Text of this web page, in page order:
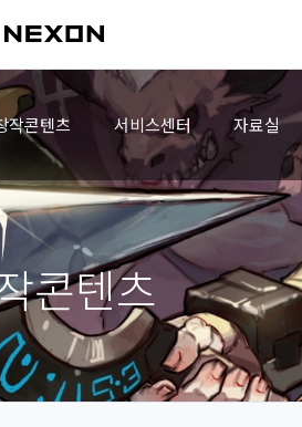
작콘텐츠 서비스센터 자료실
콘텐츠